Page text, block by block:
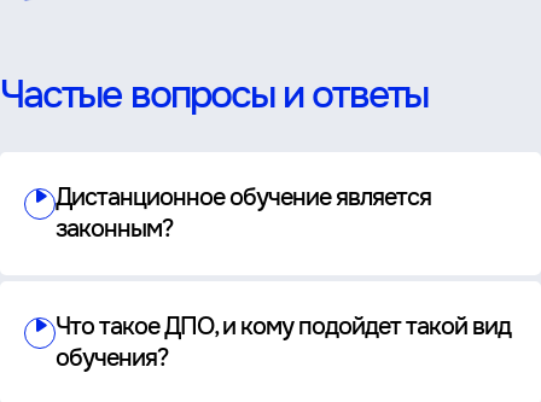
Частые вопросы и ответы
Дистанционное обучение является
законным?
Что такое ДПО, и кому подойдет такой вид
обучения?